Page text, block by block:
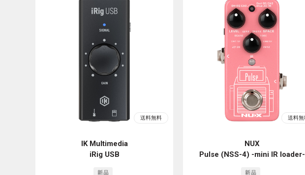
IK Multimedia
iRig USB
NUX
Pulse (NSS-4) -mini IR loader-